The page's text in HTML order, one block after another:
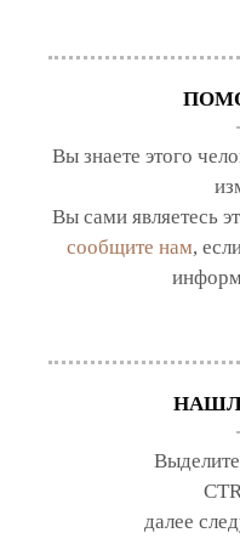
Вы знаете этого
Вы сами являетесь
сообщите нам,
далее